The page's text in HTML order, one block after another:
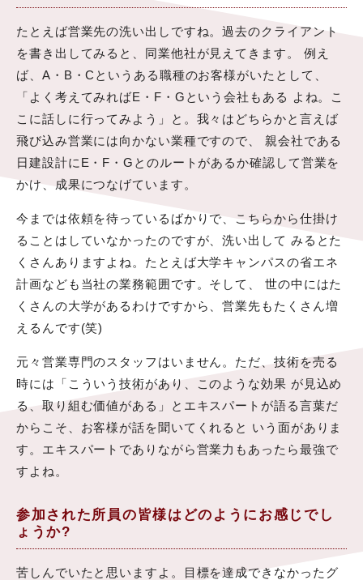
たとえば営業先の洗い出しですね。過去のクライアント
を書き出してみると、同業他社が見えてきます。 例え
ば、A・B・Cというある職種のお客様がいたとして、
「よく考えてみればE・F・Gという会社もある よね。こ
こに話しに行ってみよう」と。我々はどちらかと言えば
飛び込み営業には向かない業種ですので、 親会社である
日建設計にE・F・Gとのルートがあるか確認して営業を
かけ、成果につなげています。
今までは依頼を待っているばかりで、こちらから仕掛け
ることはしていなかったのですが、洗い出して みるとた
くさんありますよね。たとえば大学キャンパスの省エネ
計画なども当社の業務範囲です。そして、 世の中にはた
くさんの大学があるわけですから、営業先もたくさん増
えるんです(笑)
元々営業専門のスタッフはいません。ただ、技術を売る
時には「こういう技術があり、このような効果 が見込め
る、取り組む価値がある」とエキスパートが語る言葉だ
からこそ、お客様が話を聞いてくれると いう面がありま
す。エキスパートでありながら営業力もあったら最強で
すよね。
参加された所員の皆様はどのようにお感じでし
ょうか?
苦しんでいたと思いますよ。目標を達成できなかったグ